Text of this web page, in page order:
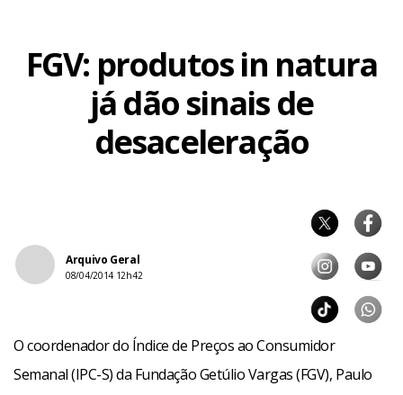
FGV: produtos in natura
já dão sinais de
desaceleração
Arquivo Geral
08/04/2014 12h42
O coordenador do Índice de Preços ao Consumidor
Semanal (IPC-S) da Fundação Getúlio Vargas (FGV), Paulo